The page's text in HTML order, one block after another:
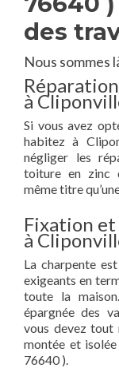
des
Nous sommes
à
Si vous avez
habitez à
négliger les
toiture en zinc
même titre
Fixation
à
La charpente
exigeants en
toute la
épargnée des
vous devez tout
montée et
76640 ).